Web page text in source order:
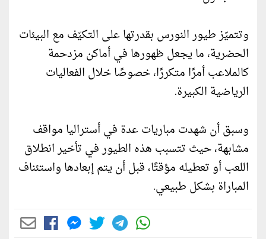
وتتميّز طيور النورس بقدرتها على التكيّف مع البيئات
الحضرية، ما يجعل ظهورها في أماكن مزدحمة
كالملاعب أمرًا متكررًا، خصوصًا خلال الفعاليات
الرياضية الكبيرة.
وسبق أن شهدت مباريات عدة في أستراليا مواقف
مشابهة، حيث تتسبب هذه الطيور في تأخير انطلاق
اللعب أو تعطيله مؤقتًا، قبل أن يتم إبعادها واستئناف
المباراة بشكل طبيعي.